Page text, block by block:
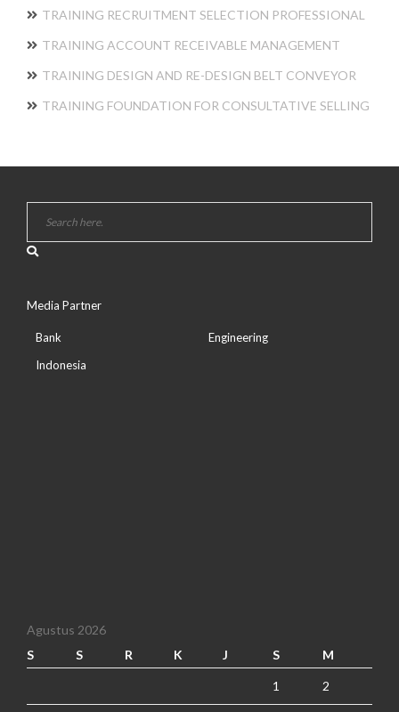
TRAINING RECRUITMENT SELECTION PROFESSIONAL
TRAINING ACCOUNT RECEIVABLE MANAGEMENT
TRAINING DESIGN AND RE-DESIGN BELT CONVEYOR
TRAINING FOUNDATION FOR CONSULTATIVE SELLING
Media Partner
Bank
Indonesia
Engineering
Agustus 2026
S
S R K J S M
1 2